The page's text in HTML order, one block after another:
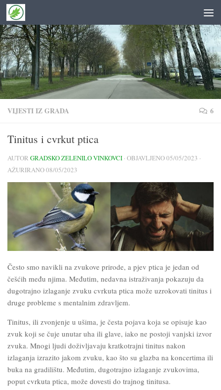
Skip to content
VIJESTI IZ GRADA 6
Tinitus i cvrkut ptica
AUTOR GRADSKO ZELENILO VINKOVCI · OBJAVLJENO05/05/2023 ·
AŽURIRANO08/05/2023
Često smo navikli na zvukove prirode, a pjev ptica je jedan od
češćih među njima. Međutim, nedavna istraživanja pokazuju da
dugotrajno izlaganje zvuku cvrkuta ptica može uzrokovati tinitus i
druge probleme s mentalnim zdravljem.
Tinitus, ili zvonjenje u ušima, je česta pojava koja se opisuje kao
zvuk koji se čuje unutar uha ili glave, iako ne postoji vanjski izvor
zvuka. Mnogi ljudi doživljavaju kratkotrajni tinitus nakon
izlaganja izrazito jakom zvuku, kao što su glazba na koncertima ili
buka na gradilištu. Međutim, dugotrajno izlaganje zvukovima,
poput cvrkuta ptica, može dovesti do trajnog tinitusa.